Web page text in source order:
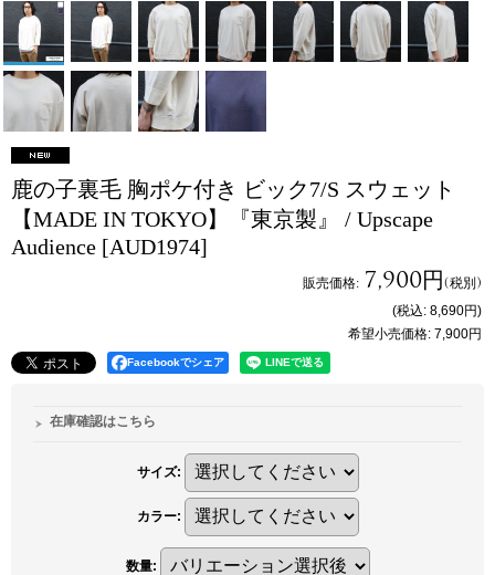
鹿の子裏毛 胸ポケ付き ビック7/S スウェット
【MADE IN TOKYO】『東京製』 / Upscape
Audience [AUD1974]
販売価格: 7,900円(税別)
(税込: 8,690円)
希望小売価格: 7,900円
Facebookでシェア
在庫確認はこちら
サイズ:
カラー:
数量: